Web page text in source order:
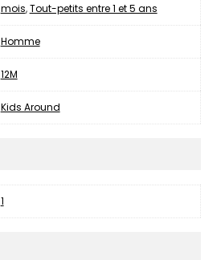
mois,Tout-petits entre 1 et 5 ans
Homme
12M
Kids Around
1